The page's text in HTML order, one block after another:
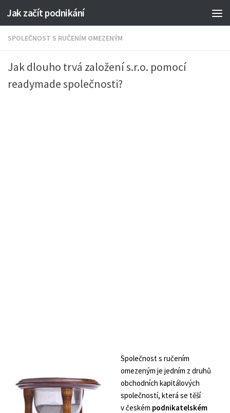
Jak začít podnikání
SPOLEČNOST S RUČENÍM OMEZENÝM
Jak dlouho trvá založení s.r.o. pomocí
readymade společnosti?
Společnost s ručením
omezeným je jedním z druhů
obchodních kapitálových
společností, která se těší
v českém podnikatelském